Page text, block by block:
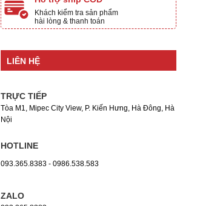
Khách kiểm tra sản phẩm
hài lòng & thanh toán
LIÊN HỆ
TRỰC TIẾP
Tòa M1, Mipec City View, P. Kiến Hưng, Hà Đông, Hà
Nội
HOTLINE
093.365.8383 - 0986.538.583
ZALO